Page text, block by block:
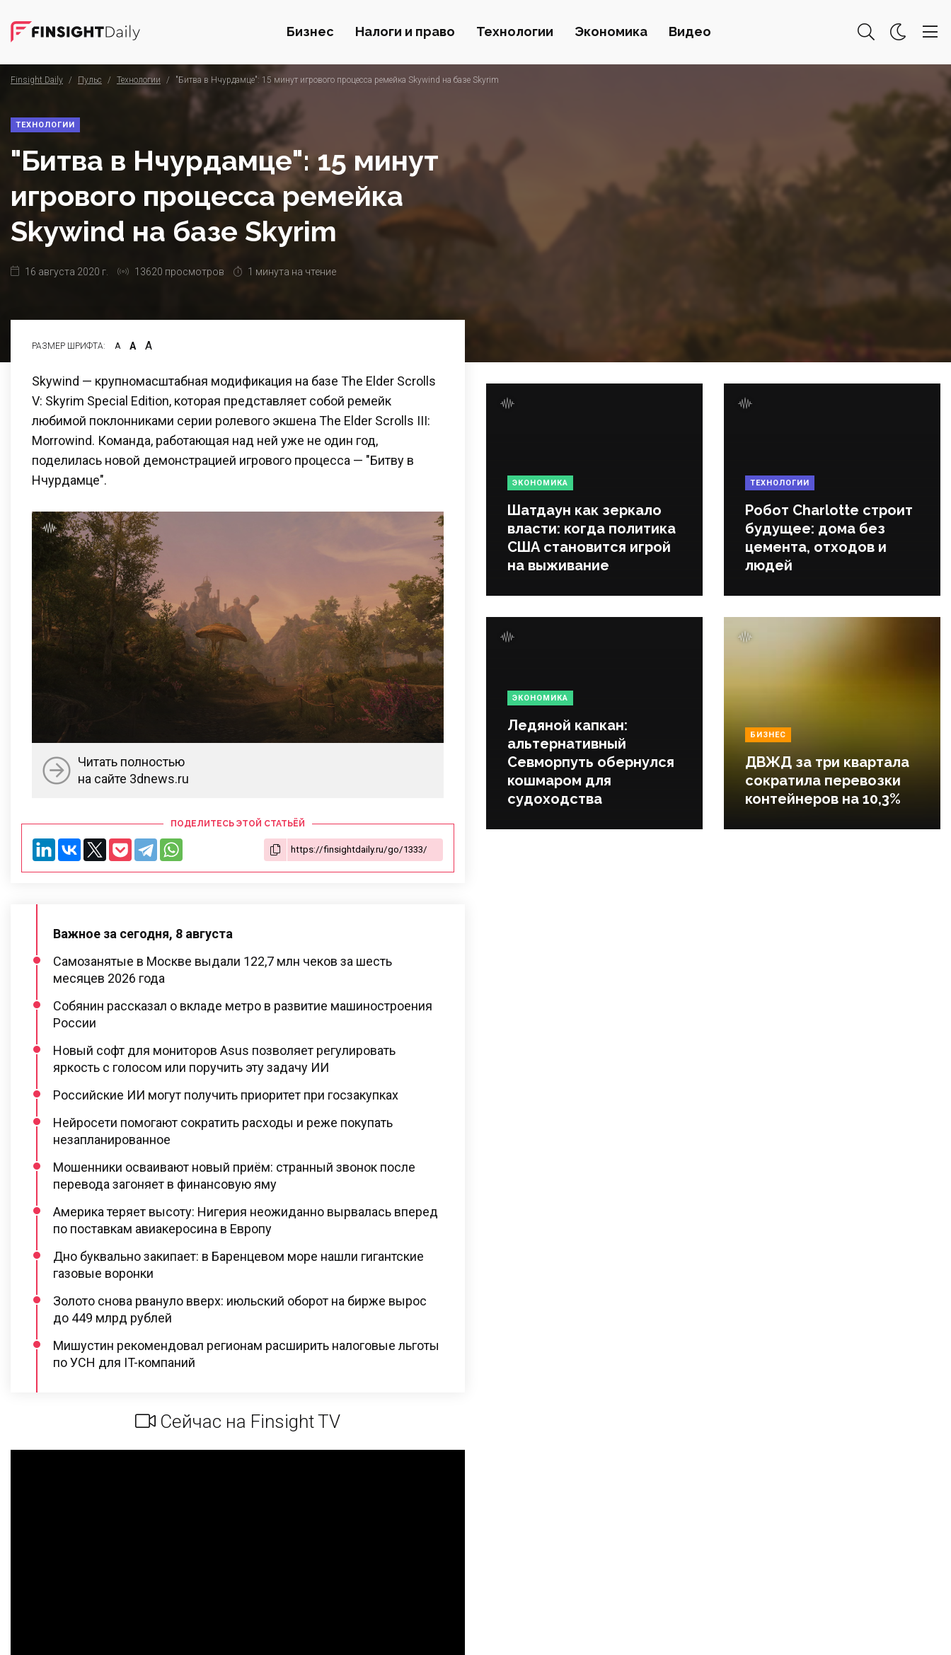
Бизнес Налоги и право Технологии Экономика Видео
Finsight Daily / Пульс / Технологии / "Битва в Нчурдамце": 15 минут игрового процесса ремейка Skywind на базе Skyrim
ТЕХНОЛОГИИ
"Битва в Нчурдамце": 15 минут
игрового процесса ремейка
Skywind на базе Skyrim
16 августа 2020 г. 13620 просмотров 1 минута на чтение
РАЗМЕР ШРИФТА: А А А
Skywind — крупномасштабная модификация на базе The Elder Scrolls
V: Skyrim Special Edition, которая представляет собой ремейк
любимой поклонниками серии ролевого экшена The Elder Scrolls III:
Morrowind. Команда, работающая над ней уже не один год,
поделилась новой демонстрацией игрового процесса — "Битву в
Нчурдамце".
Читать полностью
на сайте 3dnews.ru
ПОДЕЛИТЕСЬ ЭТОЙ СТАТЬЁЙ
Важное за сегодня, 8 августа
Самозанятые в Москве выдали 122,7 млн чеков за шесть
месяцев 2026 года
Собянин рассказал о вкладе метро в развитие машиностроения
России
Новый софт для мониторов Asus позволяет регулировать
яркость с голосом или поручить эту задачу ИИ
Российские ИИ могут получить приоритет при госзакупках
Нейросети помогают сократить расходы и реже покупать
незапланированное
Мошенники осваивают новый приём: странный звонок после
перевода загоняет в финансовую яму
Америка теряет высоту: Нигерия неожиданно вырвалась вперед
по поставкам авиакеросина в Европу
Дно буквально закипает: в Баренцевом море нашли гигантские
газовые воронки
Золото снова рвануло вверх: июльский оборот на бирже вырос
до 449 млрд рублей
Мишустин рекомендовал регионам расширить налоговые льготы
по УСН для IT-компаний
Сейчас на Finsight TV
ЭКОНОМИКА
Шатдаун как зеркало
власти: когда политика
США становится игрой
на выживание
ТЕХНОЛОГИИ
Робот Charlotte строит
будущее: дома без
цемента, отходов и
людей
ЭКОНОМИКА
Ледяной капкан:
альтернативный
Севморпуть обернулся
кошмаром для
судоходства
БИЗНЕС
ДВЖД за три квартала
сократила перевозки
контейнеров на 10,3%